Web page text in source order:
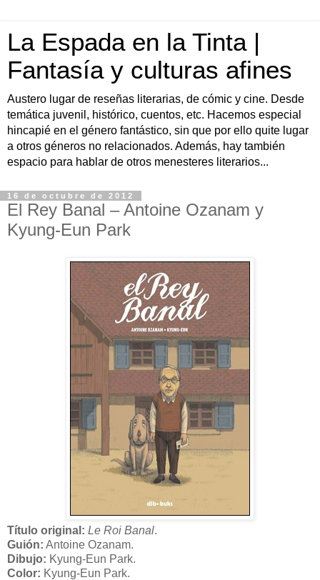
La Espada en la Tinta |
Fantasía y culturas afines
Austero lugar de reseñas literarias, de cómic y cine. Desde
temática juvenil, histórico, cuentos, etc. Hacemos especial
hincapié en el género fantástico, sin que por ello quite lugar
a otros géneros no relacionados. Además, hay también
espacio para hablar de otros menesteres literarios...
16 de octubre de 2012
El Rey Banal – Antoine Ozanam y
Kyung-Eun Park
Título original: Le Roi Banal.
Guión: Antoine Ozanam.
Dibujo: Kyung-Eun Park.
Color: Kyung-Eun Park.